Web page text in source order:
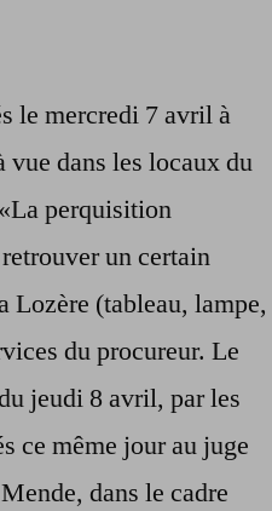
le mercredi 7 avril à
vue dans les locaux du
perquisition
un certain
Lozère (tableau, lampe,
du procureur. Le
jeudi 8 avril, par les
ce même jour au juge
dans le cadre